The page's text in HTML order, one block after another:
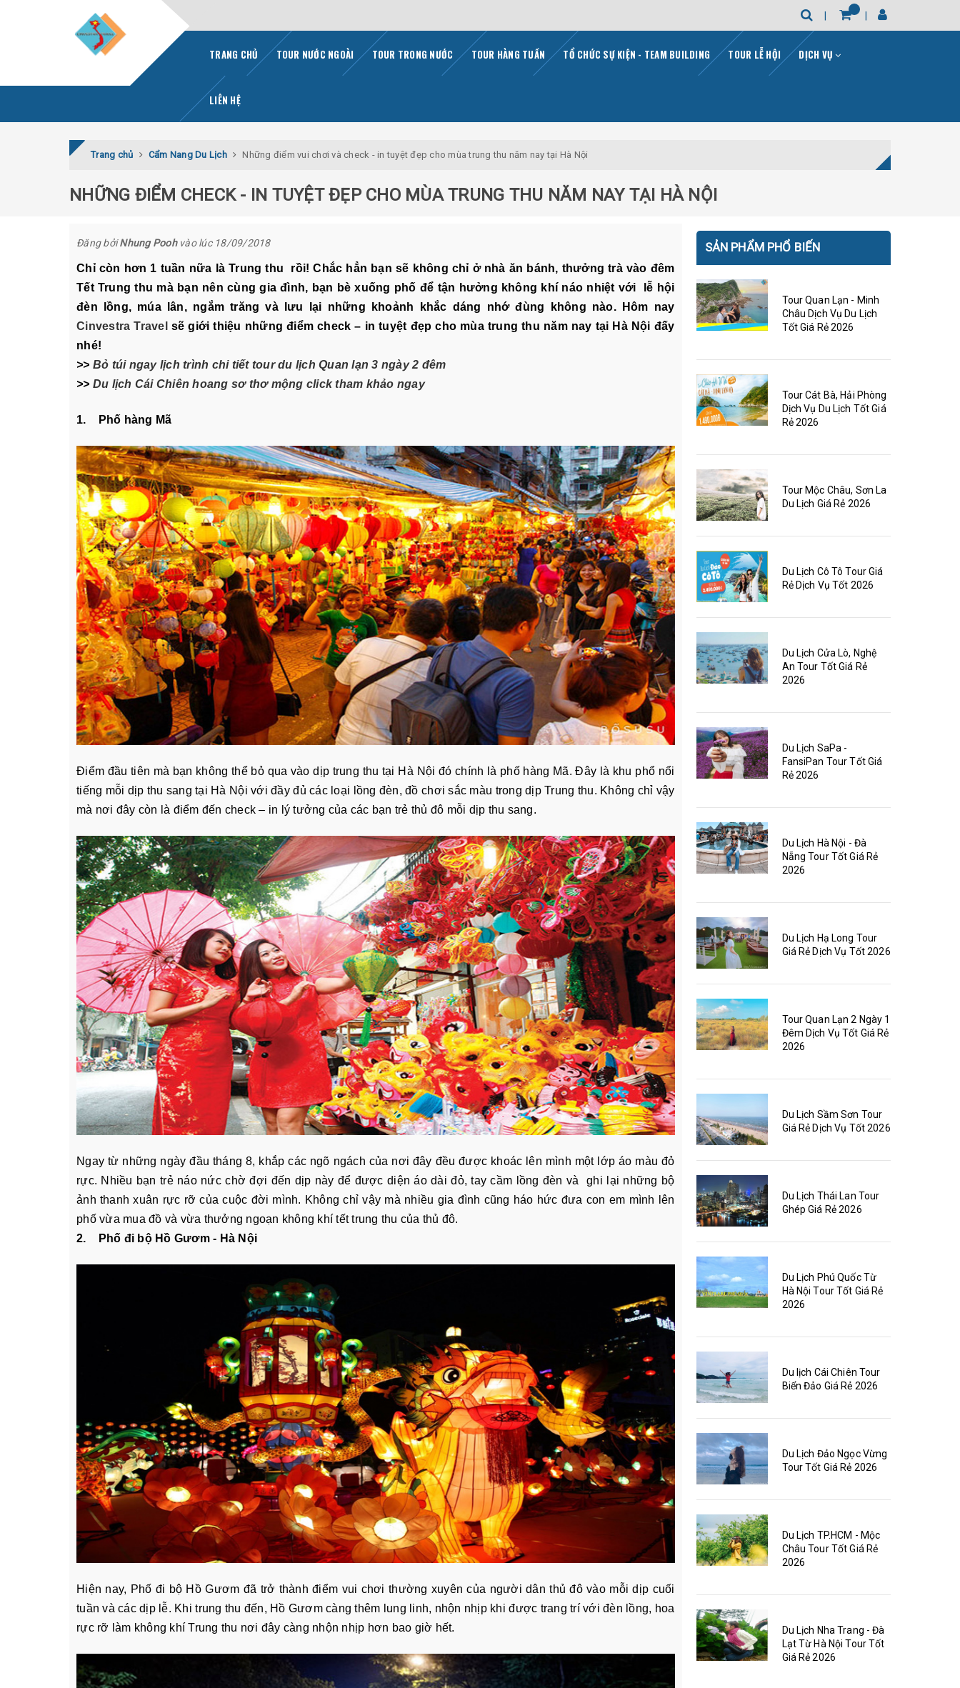
TRANG CHỦ TOUR NƯỚC NGOÀI TOUR TRONG NƯỚC TOUR HÀNG TUẦN TỔ CHỨC SỰ KIỆN - TEAM BUILDING TOUR LỄ HỘI DỊCH VỤ
LIÊN HỆ
Trang chủ Cẩm Nang Du Lịch Những điểm vui chơi và check - in tuyệt đẹp cho mùa trung thu năm nay tại Hà Nội
NHỮNG ĐIỂM CHECK - IN TUYỆT ĐẸP CHO MÙA TRUNG THU NĂM NAY TẠI HÀ NỘI
Đăng bởiNhung Poohvào lúc 18/09/2018
Chỉ còn hơn 1 tuần nữa là Trung thu rồi! Chắc hẳn bạn sẽ không chỉ ở nhà ăn bánh, thưởng trà vào đêm
Tết Trung thu mà bạn nên cùng gia đình, bạn bè xuống phố để tận hưởng không khí náo nhiệt với lễ hội
đèn lồng, múa lân, ngắm trăng và lưu lại những khoảnh khắc dáng nhớ đùng không nào. Hôm nay
Cinvestra Travel sẽ giới thiệu những điểm check – in tuyệt đẹp cho mùa trung thu năm nay tại Hà Nội đấy
nhé!
>> Bỏ túi ngay lịch trình chi tiết tour du lịch Quan lạn 3 ngày 2 đêm
>> Du lịch Cái Chiên hoang sơ thơ mộng click tham khảo ngay
1. Phố hàng Mã
Điểm đầu tiên mà bạn không thể bỏ qua vào dịp trung thu tại Hà Nội đó chính là phố hàng Mã. Đây là khu phổ nổi
tiếng mỗi dịp thu sang tại Hà Nội với đầy đủ các loại lồng đèn, đồ chơi sắc màu trong dịp Trung thu. Không chỉ vậy
mà nơi đây còn là điểm đến check – in lý tưởng của các bạn trẻ thủ đô mỗi dịp thu sang.
Ngay từ những ngày đầu tháng 8, khắp các ngõ ngách của nơi đây đều được khoác lên mình một lớp áo màu đỏ
rực. Nhiều bạn trẻ náo nức chờ đợi đến dịp này để được diện áo dài đỏ, tay cầm lồng đèn và ghi lại những bộ
ảnh thanh xuân rực rỡ của cuộc đời mình. Không chỉ vậy mà nhiều gia đình cũng háo hức đưa con em mình lên
phố vừa mua đồ và vừa thưởng ngoạn không khí tết trung thu của thủ đô.
2. Phố đi bộ Hồ Gươm - Hà Nội
Hiện nay, Phố đi bộ Hồ Gươm đã trở thành điểm vui chơi thường xuyên của người dân thủ đô vào mỗi dịp cuối
tuần và các dịp lễ. Khi trung thu đến, Hồ Gươm càng thêm lung linh, nhộn nhịp khi được trang trí với đèn lồng, hoa
rực rỡ làm không khí Trung thu nơi đây càng nhộn nhịp hơn bao giờ hết.
SẢN PHẨM PHỔ BIẾN
Tour Quan Lạn - Minh
Châu Dịch Vụ Du Lịch
Tốt Giá Rẻ 2026
Tour Cát Bà, Hải Phòng
Dịch Vụ Du Lịch Tốt Giá
Rẻ 2026
Tour Mộc Châu, Sơn La
Du Lịch Giá Rẻ 2026
Du Lịch Cô Tô Tour Giá
Rẻ Dịch Vụ Tốt 2026
Du Lịch Cửa Lò, Nghệ
An Tour Tốt Giá Rẻ
2026
Du Lịch SaPa -
FansiPan Tour Tốt Giá
Rẻ 2026
Du Lịch Hà Nội - Đà
Nẵng Tour Tốt Giá Rẻ
2026
Du Lịch Hạ Long Tour
Giá Rẻ Dịch Vụ Tốt 2026
Tour Quan Lạn 2 Ngày 1
Đêm Dịch Vụ Tốt Giá Rẻ
2026
Du Lịch Sầm Sơn Tour
Giá Rẻ Dịch Vụ Tốt 2026
Du Lịch Thái Lan Tour
Ghép Giá Rẻ 2026
Du Lịch Phú Quốc Từ
Hà Nội Tour Tốt Giá Rẻ
2026
Du lịch Cái Chiên Tour
Biển Đảo Giá Rẻ 2026
Du Lịch Đảo Ngọc Vừng
Tour Tốt Giá Rẻ 2026
Du Lịch TP.HCM - Mộc
Châu Tour Tốt Giá Rẻ
2026
Du Lịch Nha Trang - Đà
Lạt Từ Hà Nội Tour Tốt
Giá Rẻ 2026